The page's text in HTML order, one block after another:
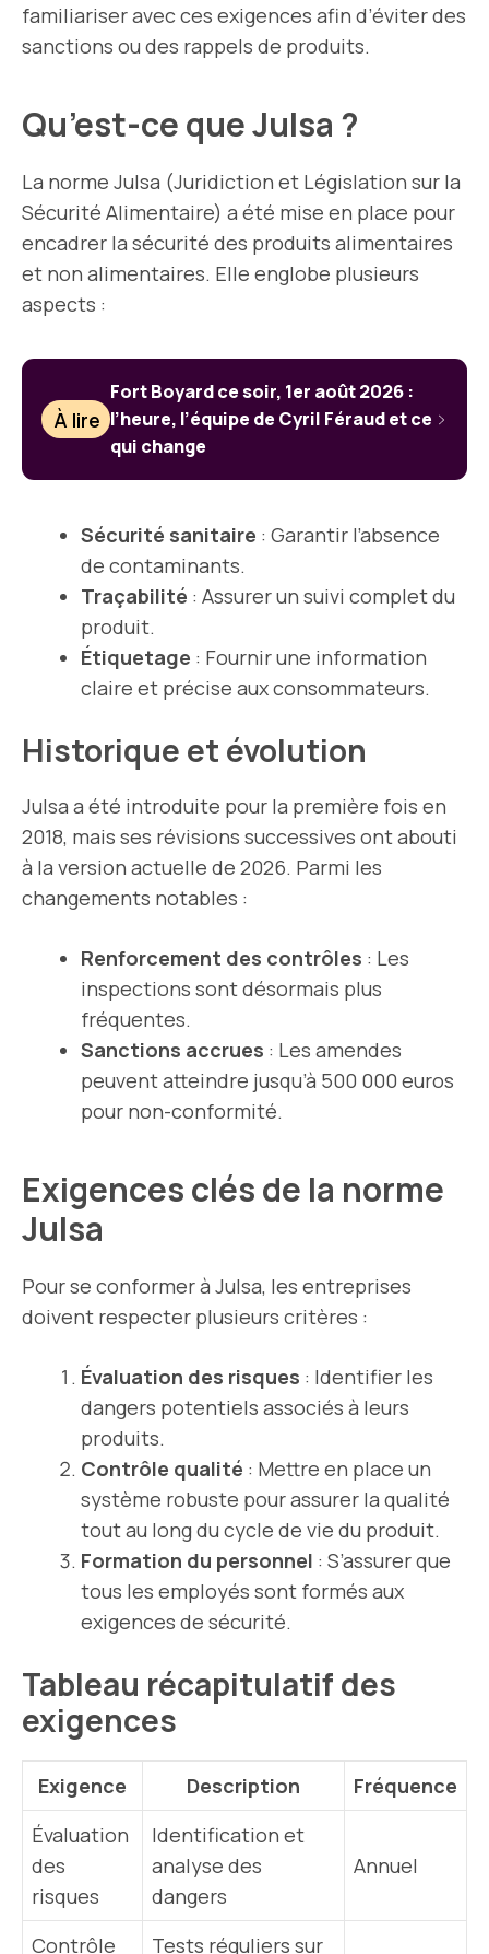
familiariser avec ces exigences afin d’éviter des
sanctions ou des rappels de produits.
Qu’est-ce que Julsa ?
La norme Julsa (Juridiction et Législation sur la
Sécurité Alimentaire) a été mise en place pour
encadrer la sécurité des produits alimentaires
et non alimentaires. Elle englobe plusieurs
aspects :
À lire
Fort Boyard ce soir, 1er août 2026 :
l’heure, l’équipe de Cyril Féraud et ce
qui change
Sécurité sanitaire : Garantir l’absence
de contaminants.
Traçabilité : Assurer un suivi complet du
produit.
Étiquetage : Fournir une information
claire et précise aux consommateurs.
Historique et évolution
Julsa a été introduite pour la première fois en
2018, mais ses révisions successives ont abouti
à la version actuelle de 2026. Parmi les
changements notables :
Renforcement des contrôles : Les
inspections sont désormais plus
fréquentes.
Sanctions accrues : Les amendes
peuvent atteindre jusqu’à 500 000 euros
pour non-conformité.
Exigences clés de la norme
Julsa
Pour se conformer à Julsa, les entreprises
doivent respecter plusieurs critères :
Évaluation des risques : Identifier les
dangers potentiels associés à leurs
produits.
Contrôle qualité : Mettre en place un
système robuste pour assurer la qualité
tout au long du cycle de vie du produit.
Formation du personnel : S’assurer que
tous les employés sont formés aux
exigences de sécurité.
Tableau récapitulatif des
exigences
Exigence Description
Fréquence
Évaluation
des
risques
Identification et
analyse des
dangers
Annuel
Contrôle Tests réguliers sur